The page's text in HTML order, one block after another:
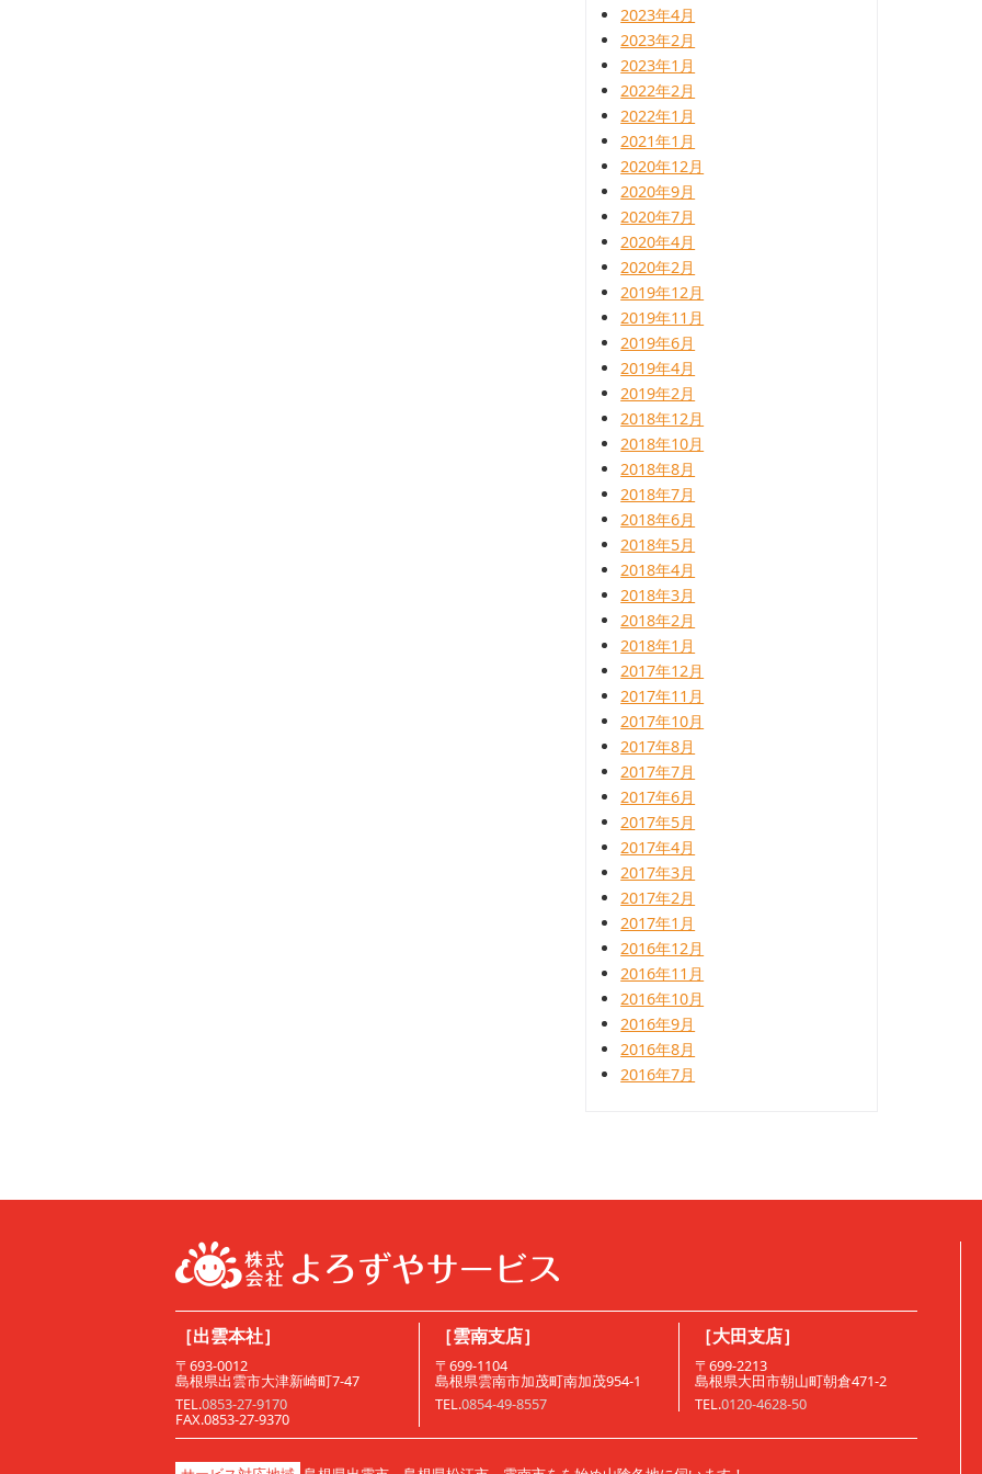
2023年4月
2023年2月
2023年1月
2022年2月
2022年1月
2021年1月
2020年12月
2020年9月
2020年7月
2020年4月
2020年2月
2019年12月
2019年11月
2019年6月
2019年4月
2019年2月
2018年12月
2018年10月
2018年8月
2018年7月
2018年6月
2018年5月
2018年4月
2018年3月
2018年2月
2018年1月
2017年12月
2017年11月
2017年10月
2017年8月
2017年7月
2017年6月
2017年5月
2017年4月
2017年3月
2017年2月
2017年1月
2016年12月
2016年11月
2016年10月
2016年9月
2016年8月
2016年7月
［出雲本社］
〒693-0012
島根県出雲市大津新崎町7-47
TEL.0853-27-9170
FAX.0853-27-9370
［雲南支店］
〒699-1104
島根県雲南市加茂町南加茂954-1
TEL.0854-49-8557
［大田支店］
〒699-2213
島根県大田市朝山町朝倉471-2
TEL.0120-4628-50